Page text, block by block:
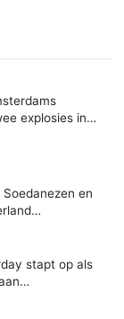
explosies in…
en
stapt op als